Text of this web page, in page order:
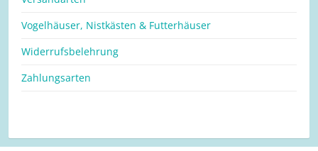
Vogelhäuser, Nistkästen & Futterhäuser
Widerrufsbelehrung
Zahlungsarten